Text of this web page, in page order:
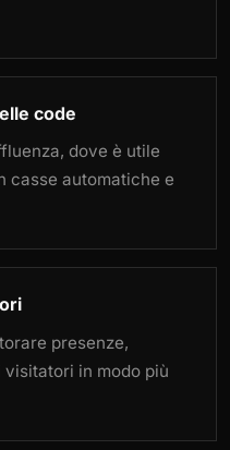
code
dove è utile
casse automatiche e
presenze,
in modo più